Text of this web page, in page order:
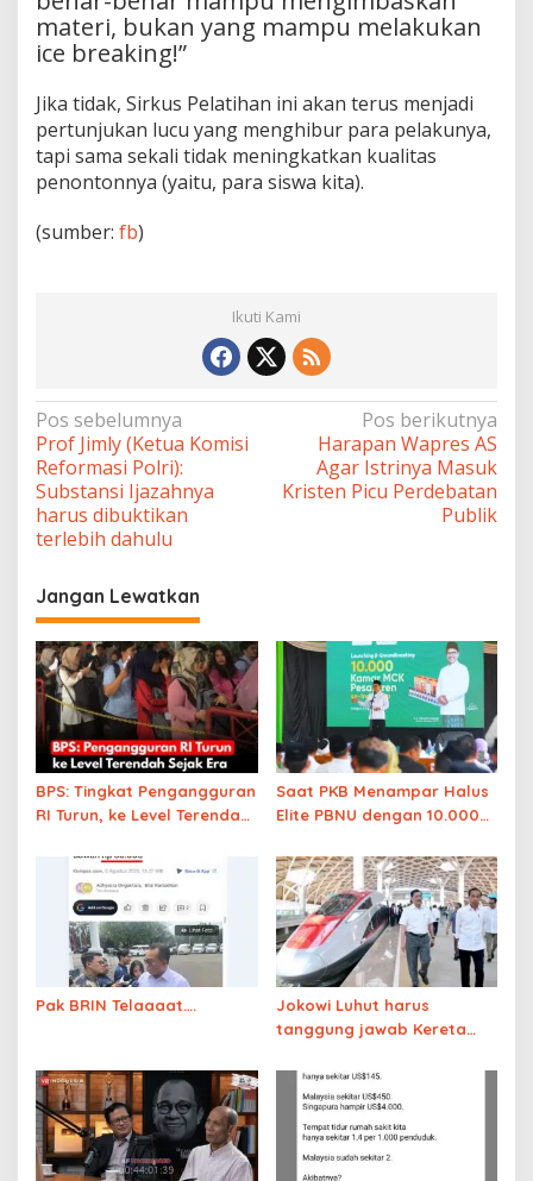
materi, bukan yang mampu melakukan
ice breaking!”
Jika tidak, Sirkus Pelatihan ini akan terus menjadi
pertunjukan lucu yang menghibur para pelakunya,
tapi sama sekali tidak meningkatkan kualitas
penontonnya (yaitu, para siswa kita).
(sumber: fb)
Ikuti Kami
Navigasi
pos
Pos sebelumnya
Prof Jimly (Ketua Komisi
Reformasi Polri):
Substansi Ijazahnya
harus dibuktikan
terlebih dahulu
Pos berikutnya
Harapan Wapres AS
Agar Istrinya Masuk
Kristen Picu Perdebatan
Publik
Jangan Lewatkan
BPS: Tingkat Pengangguran
RI Turun, ke Level Terendah
Saat PKB Menampar Halus
Elite PBNU dengan 10.000
Pak BRIN Telaaaat….
Jokowi Luhut harus
tanggung jawab Kereta